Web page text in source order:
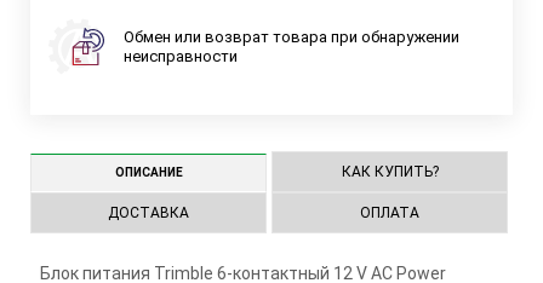
Обмен или возврат товара при обнаружении
неисправности
ОПИСАНИЕ КАК КУПИТЬ?
ДОСТАВКА ОПЛАТА
Блок питания Trimble 6-контактный 12 V AC Power